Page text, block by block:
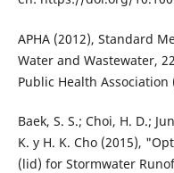
APHA (2012), Standard
Water and Wastewater,
Public Health Association
Baek, S. S.; Choi, H. D.;
K. y H. K. Cho (2015),
(lid) for Stormwater